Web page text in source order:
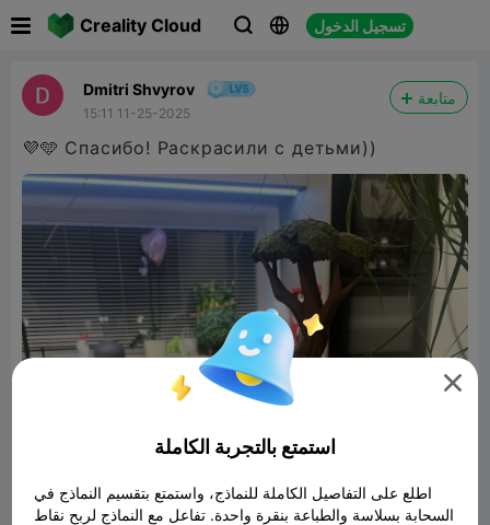
Creality Cloud   تسجيل الدخول
Dmitri Shvyrov
15:11 11-25-2025
متابعة
💜🩵 Спасибо! Раскрасили с детьми))

استمتع بالتجربة الكاملة
اطلع على التفاصيل الكاملة للنماذج، واستمتع بتقسيم النماذج في
السحابة بسلاسة والطباعة بنقرة واحدة. تفاعل مع النماذج لربح نقاط